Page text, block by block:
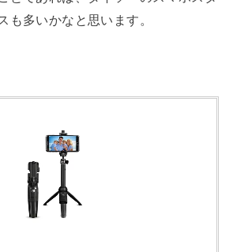
も多いかなと思います。